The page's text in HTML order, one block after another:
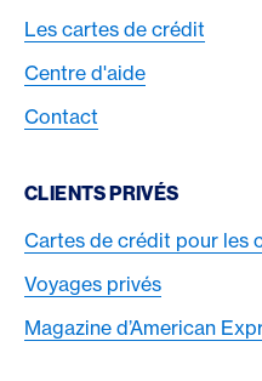
Les cartes de crédit
Centre d'aide
Contact
CLIENTS PRIVÉS
Cartes de crédit pour les
Voyages privés
Magazine d’American